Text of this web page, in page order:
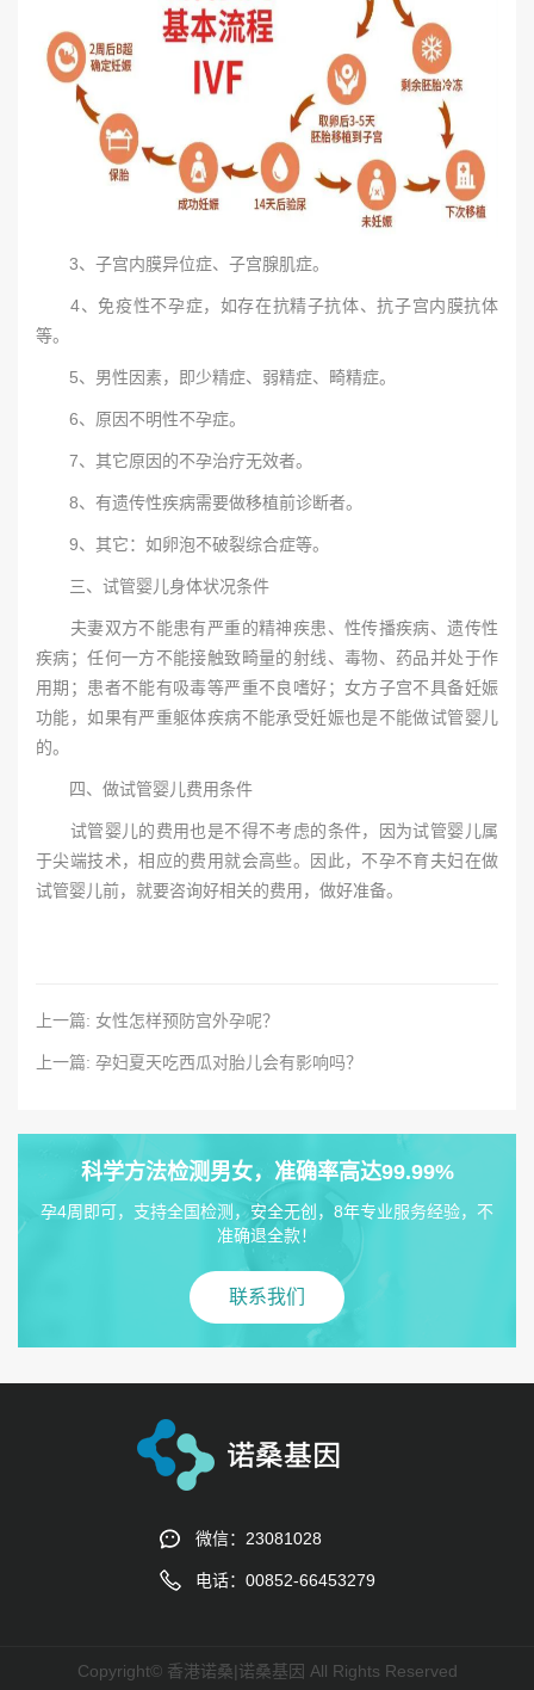
3、子宫内膜异位症、子宫腺肌症。
4、免疫性不孕症，如存在抗精子抗体、抗子宫内膜抗体
等。
5、男性因素，即少精症、弱精症、畸精症。
6、原因不明性不孕症。
7、其它原因的不孕治疗无效者。
8、有遗传性疾病需要做移植前诊断者。
9、其它：如卵泡不破裂综合症等。
三、试管婴儿身体状况条件
夫妻双方不能患有严重的精神疾患、性传播疾病、遗传性
疾病；任何一方不能接触致畸量的射线、毒物、药品并处于作
用期；患者不能有吸毒等严重不良嗜好；女方子宫不具备妊娠
功能，如果有严重躯体疾病不能承受妊娠也是不能做试管婴儿
的。
四、做试管婴儿费用条件
试管婴儿的费用也是不得不考虑的条件，因为试管婴儿属
于尖端技术，相应的费用就会高些。因此，不孕不育夫妇在做
试管婴儿前，就要咨询好相关的费用，做好准备。
上一篇: 女性怎样预防宫外孕呢？
上一篇: 孕妇夏天吃西瓜对胎儿会有影响吗？
科学方法检测男女，准确率高达99.99%
孕4周即可，支持全国检测，安全无创，8年专业服务经验，不
准确退全款！
联系我们
微信：23081028
电话：00852-66453279
Copyright© 香港诺桑|诺桑基因 All Rights Reserved